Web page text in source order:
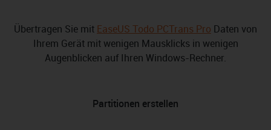
Übertragen Sie mit EaseUS Todo PCTrans Pro Daten von
Ihrem Gerät mit wenigen Mausklicks in wenigen
Augenblicken auf Ihren Windows-Rechner.
Partitionen erstellen